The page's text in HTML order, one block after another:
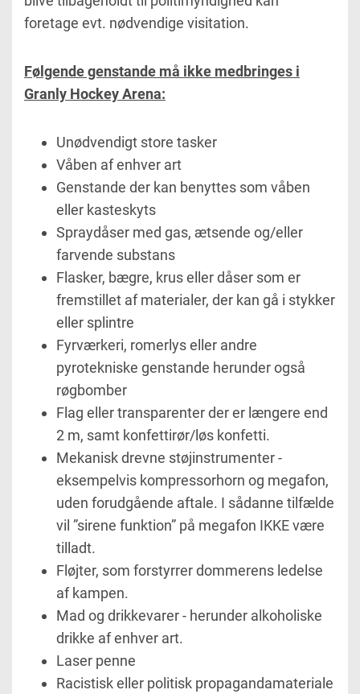
foretage evt. nødvendige visitation.
Følgende genstande må ikke medbringes i
Granly Hockey Arena:
Unødvendigt store tasker
Våben af enhver art
Genstande der kan benyttes som våben
eller kasteskyts
Spraydåser med gas, ætsende og/eller
farvende substans
Flasker, bægre, krus eller dåser som er
fremstillet af materialer, der kan gå i stykker
eller splintre
Fyrværkeri, romerlys eller andre
pyrotekniske genstande herunder også
røgbomber
Flag eller transparenter der er længere end
2 m, samt konfettirør/løs konfetti.
Mekanisk drevne støjinstrumenter -
eksempelvis kompressorhorn og megafon,
uden forudgående aftale. I sådanne tilfælde
vil ”sirene funktion” på megafon IKKE være
tilladt.
Fløjter, som forstyrrer dommerens ledelse
af kampen.
Mad og drikkevarer - herunder alkoholiske
drikke af enhver art.
Laser penne
Racistisk eller politisk propagandamateriale